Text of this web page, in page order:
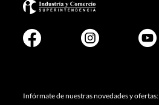
Infórmate de nuestras novedades y ofertas: